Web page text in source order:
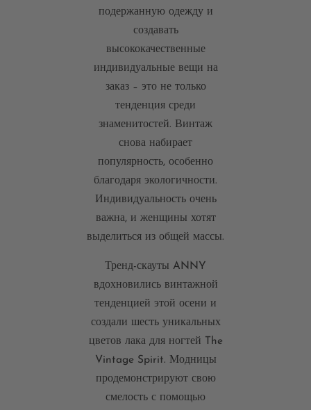
подержанную одежду и
создавать
высококачественные
индивидуальные вещи на
заказ – это не только
тенденция среди
знаменитостей. Винтаж
снова набирает
популярность, особенно
благодаря экологичности.
Индивидуальность очень
важна, и женщины хотят
выделиться из общей массы.
Тренд-скауты ANNY
вдохновились винтажной
тенденцией этой осени и
создали шесть уникальных
цветов лака для ногтей The
Vintage Spirit. Модницы
продемонстрируют свою
смелость с помощью